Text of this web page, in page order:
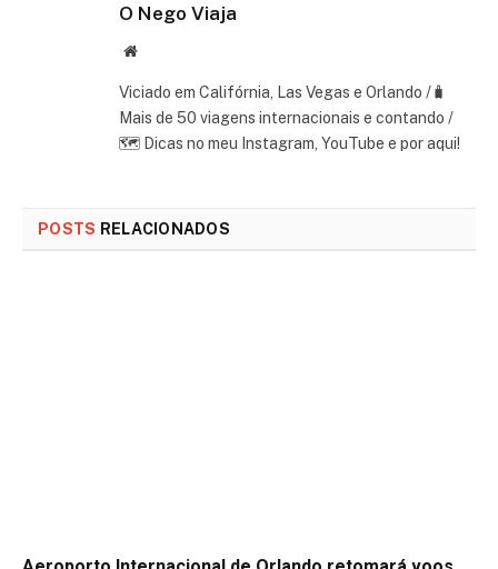
O Nego Viaja
Website
Viciado em Califórnia, Las Vegas e Orlando /🧳
Mais de 50 viagens internacionais e contando /
🗺 Dicas no meu Instagram, YouTube e por aqui!
POSTS RELACIONADOS